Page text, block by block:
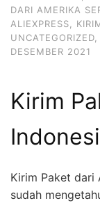
DARI AMERIKA
ALIEXPRESS
UNCATEGORIZED
DESEMBER 2021
Kirim
Kirim Paket dari
sudah